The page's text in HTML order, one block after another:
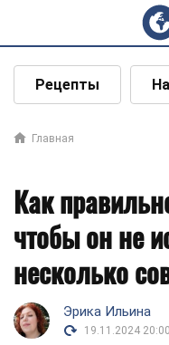
Рецепты
Главная
Как
чтобы он не
несколько
Эрика Ильина
19.11.2024 20:00